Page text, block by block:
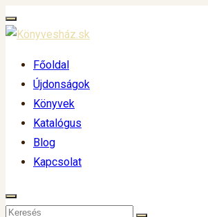
Főoldal
Újdonságok
Könyvek
Katalógus
Blog
Kapcsolat